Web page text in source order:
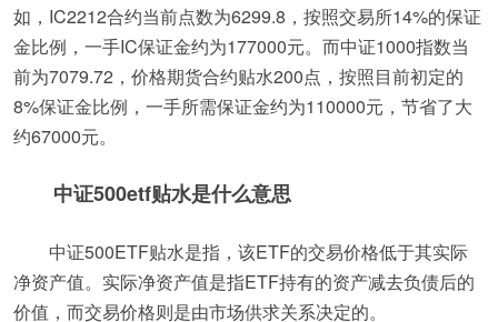
如，IC2212合约当前点数为6299.8，按照交易所14%的保证
金比例，一手IC保证金约为177000元。而中证1000指数当
前为7079.72，价格期货合约贴水200点，按照目前初定的
8%保证金比例，一手所需保证金约为110000元，节省了大
约67000元。
中证500etf贴水是什么意思
中证500ETF贴水是指，该ETF的交易价格低于其实际
净资产值。实际净资产值是指ETF持有的资产减去负债后的
价值，而交易价格则是由市场供求关系决定的。